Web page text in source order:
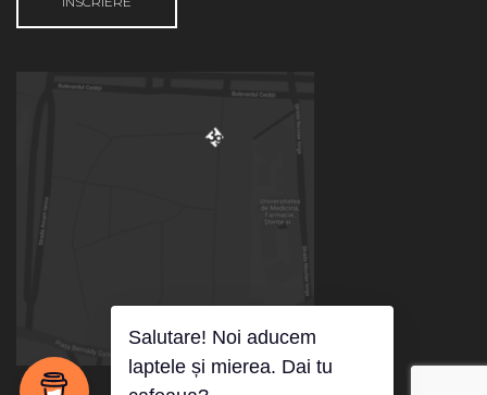
laptele și mierea. Dai tu